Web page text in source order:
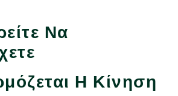
Να
Η Κίνηση